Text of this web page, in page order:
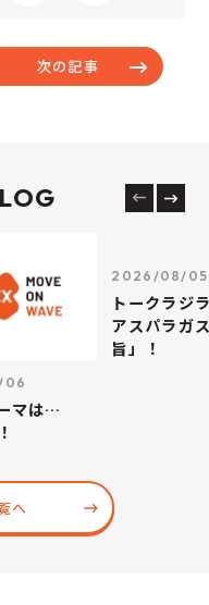
次の記事
06
マは…
2026/08/05
トークラジ
アスパラガ
旨」！
へ